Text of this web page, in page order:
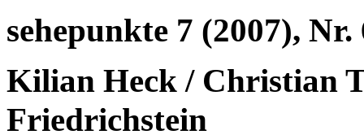
sehepunkte 7 (2007), Nr.
Kilian Heck / Christian
Friedrichstein